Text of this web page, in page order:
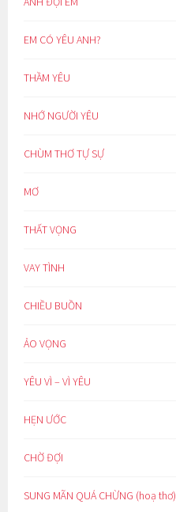
EM CÓ YÊU ANH?
THẦM YÊU
NHỚ NGƯỜI YÊU
CHÙM THƠ TỰ SỰ
MƠ
THẤT VỌNG
VAY TÌNH
CHIỀU BUỒN
ẢO VỌNG
YÊU VÌ – VÌ YÊU
HẸN ƯỚC
CHỜ ĐỢI
SUNG MÃN QUÁ CHỪNG (hoạ thơ)